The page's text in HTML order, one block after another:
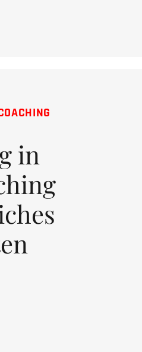
in